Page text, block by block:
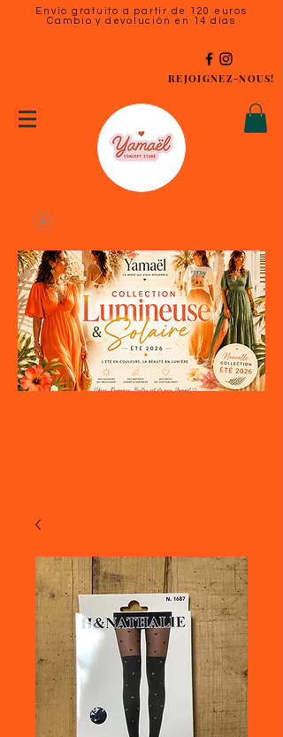
Envío gratuito a partir de 120 euros
Cambio y devolución en 14 días
REJOIGNEZ-NOUS!